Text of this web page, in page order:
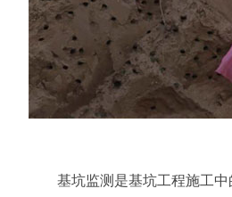
基坑监测是基坑工程施工中